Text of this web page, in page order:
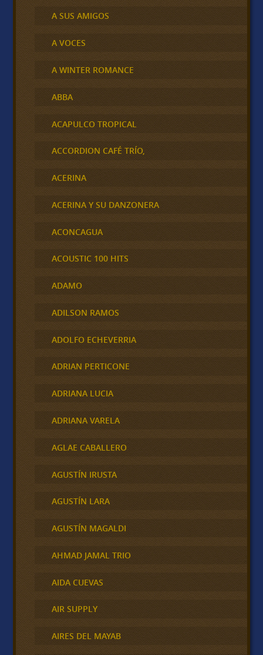
A SUS AMIGOS
A VOCES
A WINTER ROMANCE
ABBA
ACAPULCO TROPICAL
ACCORDION CAFÉ TRÍO,
ACERINA
ACERINA Y SU DANZONERA
ACONCAGUA
ACOUSTIC 100 HITS
ADAMO
ADILSON RAMOS
ADOLFO ECHEVERRIA
ADRIAN PERTICONE
ADRIANA LUCIA
ADRIANA VARELA
AGLAE CABALLERO
AGUSTÍN IRUSTA
AGUSTÍN LARA
AGUSTÍN MAGALDI
AHMAD JAMAL TRIO
AIDA CUEVAS
AIR SUPPLY
AIRES DEL MAYAB